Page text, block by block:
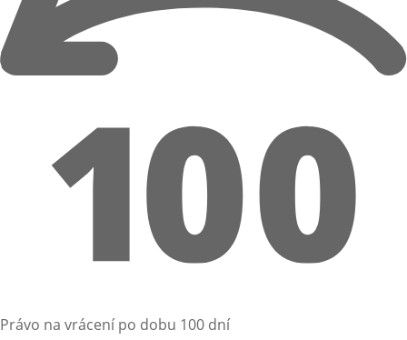
Právo na vrácení po dobu 100 dní